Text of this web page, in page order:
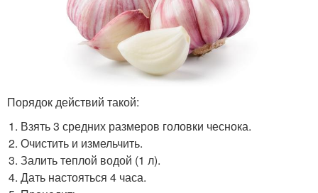
Порядок действий такой:
Взять 3 средних размеров головки чеснока.
Очистить и измельчить.
Залить теплой водой (1 л).
Дать настояться 4 часа.